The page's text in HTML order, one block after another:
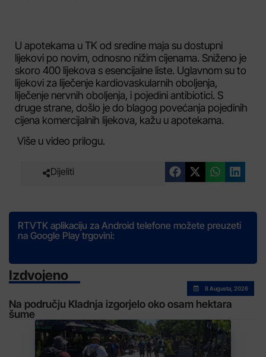
U apotekama u TK od sredine maja su dostupni
lijekovi po novim, odnosno nižim cijenama. Sniženo je
skoro 400 lijekova s esencijalne liste. Uglavnom su to
lijekovi za liječenje kardiovaskularnih oboljenja,
liječenje nervnih oboljenja, i pojedini antibiotici. S
druge strane, došlo je do blagog povećanja pojedinih
cijena komercijalnih lijekova, kažu u apotekama.
Više u video prilogu.
Dijeliti
RTVTK aplikaciju za Android telefone možete preuzeti
na Google Play trgovini:
Izdvojeno
8 Augusta, 2026
Na području Kladnja izgorjelo oko osam hektara
šume